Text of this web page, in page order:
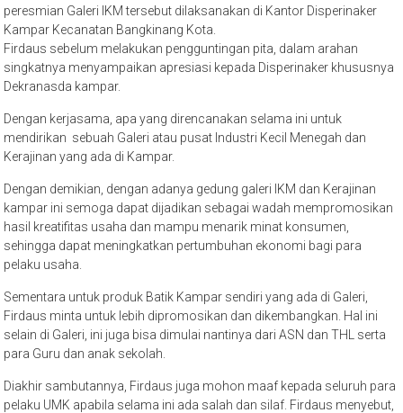
peresmian Galeri IKM tersebut dilaksanakan di Kantor Disperinaker
Kampar Kecanatan Bangkinang Kota.
Firdaus sebelum melakukan pengguntingan pita, dalam arahan
singkatnya menyampaikan apresiasi kepada Disperinaker khususnya
Dekranasda kampar.
Dengan kerjasama, apa yang direncanakan selama ini untuk
mendirikan sebuah Galeri atau pusat Industri Kecil Menegah dan
Kerajinan yang ada di Kampar.
Dengan demikian, dengan adanya gedung galeri IKM dan Kerajinan
kampar ini semoga dapat dijadikan sebagai wadah mempromosikan
hasil kreatifitas usaha dan mampu menarik minat konsumen,
sehingga dapat meningkatkan pertumbuhan ekonomi bagi para
pelaku usaha.
Sementara untuk produk Batik Kampar sendiri yang ada di Galeri,
Firdaus minta untuk lebih dipromosikan dan dikembangkan. Hal ini
selain di Galeri, ini juga bisa dimulai nantinya dari ASN dan THL serta
para Guru dan anak sekolah.
Diakhir sambutannya, Firdaus juga mohon maaf kepada seluruh para
pelaku UMK apabila selama ini ada salah dan silaf. Firdaus menyebut,